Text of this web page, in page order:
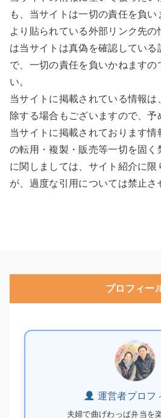
も、当サイトは一切の責任を負い
より貼られている外部リンク先の
は当サイトは真偽を確認してい
で、一切の責任を負いかねますの
い。
当サイトに掲載されている情報は
除する場合もございますので、予
当サイトに掲載されております情
の転用・複製・販売等一切を固く
に関しましては、サイト紹介に限
が、過度な引用については禁止さ
プロフィー
運営者プロフ
夫婦で曲げわっぱ弁当を